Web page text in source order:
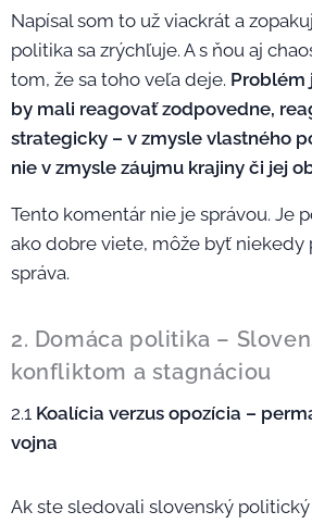
Napísal som to už viackrát a
politika sa zrýchľuje. A s ňou aj
tom, že sa toho veľa deje. Problém
by mali reagovať zodpovedne,
strategicky – v zmysle vlastného
nie v zmysle záujmu krajiny či jej
Tento komentár nie je správou. Je
ako dobre viete, môže byť niekedy
správa.
2. Domáca politika –
konfliktom a stagnáciou
2.1 Koalícia verzus opozícia –
vojna
Ak ste sledovali slovenský